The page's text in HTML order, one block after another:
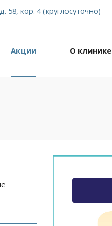
58, кор. 4 (круглосуточно)
Акции О клинике